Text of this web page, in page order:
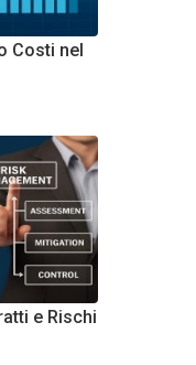
Costi nel
e Rischi